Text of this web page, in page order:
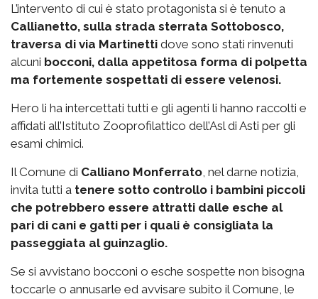
L’intervento di cui è stato protagonista si è tenuto a
Callianetto, sulla strada sterrata Sottobosco,
traversa di via Martinetti dove sono stati rinvenuti
alcuni bocconi, dalla appetitosa forma di polpetta
ma fortemente sospettati di essere velenosi.
Hero li ha intercettati tutti e gli agenti li hanno raccolti e
affidati all’Istituto Zooprofilattico dell’Asl di Asti per gli
esami chimici.
Il Comune di Calliano Monferrato, nel darne notizia,
invita tutti a tenere sotto controllo i bambini piccoli
che potrebbero essere attratti dalle esche al
pari di cani e gatti per i quali è consigliata la
passeggiata al guinzaglio.
Se si avvistano bocconi o esche sospette non bisogna
toccarle o annusarle ed avvisare subito il Comune, le